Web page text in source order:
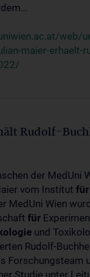
web/
maier-erhaelt-
Rudolf-
der MedUni
vom Institut für
MedUni Wien
für
und
Rudolf-
Forschungsteam
Studie unter